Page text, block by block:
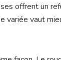
offrent un
vaut